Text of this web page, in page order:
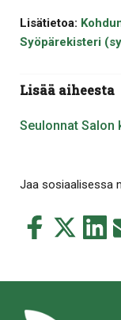
Lisätietoa:
Syöpärekisteri
Lisää aiheesta
Seulonnat Salon
Jaa sosiaalisessa
Jaa
Jaa
Jaa